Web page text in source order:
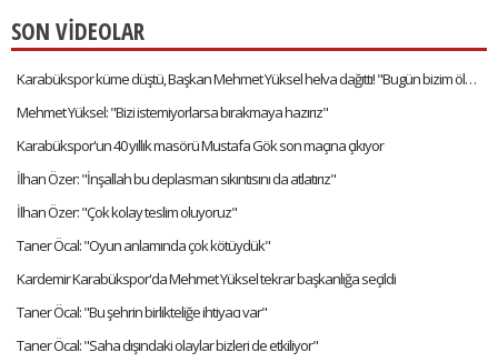
SON VİDEOLAR
Karabükspor küme düştü, Başkan Mehmet Yüksel helva dağıttı! "Bugün bizim öldüğümüz gün"
Mehmet Yüksel: "Bizi istemiyorlarsa bırakmaya hazırız"
Karabükspor'un 40 yıllık masörü Mustafa Gök son maçına çıkıyor
İlhan Özer: "İnşallah bu deplasman sıkıntısını da atlatırız"
İlhan Özer: "Çok kolay teslim oluyoruz"
Taner Öcal: "Oyun anlamında çok kötüydük"
Kardemir Karabükspor'da Mehmet Yüksel tekrar başkanlığa seçildi
Taner Öcal: "Bu şehrin birlikteliğe ihtiyacı var"
Taner Öcal: "Saha dışındaki olaylar bizleri de etkiliyor"